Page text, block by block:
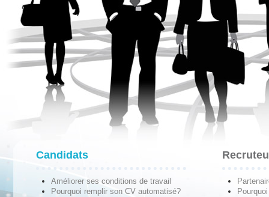
Candidats
Améliorer ses conditions de travail
Pourquoi remplir son CV automatisé?